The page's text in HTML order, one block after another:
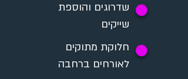
שדרוגים והוספת
שייקים
✪
חלוקת מתוקים
לאורחים ברחבה
✪